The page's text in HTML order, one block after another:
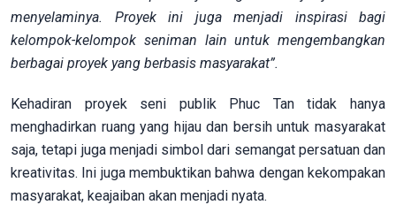
menyelaminya. Proyek ini juga menjadi inspirasi bagi
kelompok-kelompok seniman lain untuk mengembangkan
berbagai proyek yang berbasis masyarakat”.
Kehadiran proyek seni publik Phuc Tan tidak hanya
menghadirkan ruang yang hijau dan bersih untuk masyarakat
saja, tetapi juga menjadi simbol dari semangat persatuan dan
kreativitas. Ini juga membuktikan bahwa dengan kekompakan
masyarakat, keajaiban akan menjadi nyata.